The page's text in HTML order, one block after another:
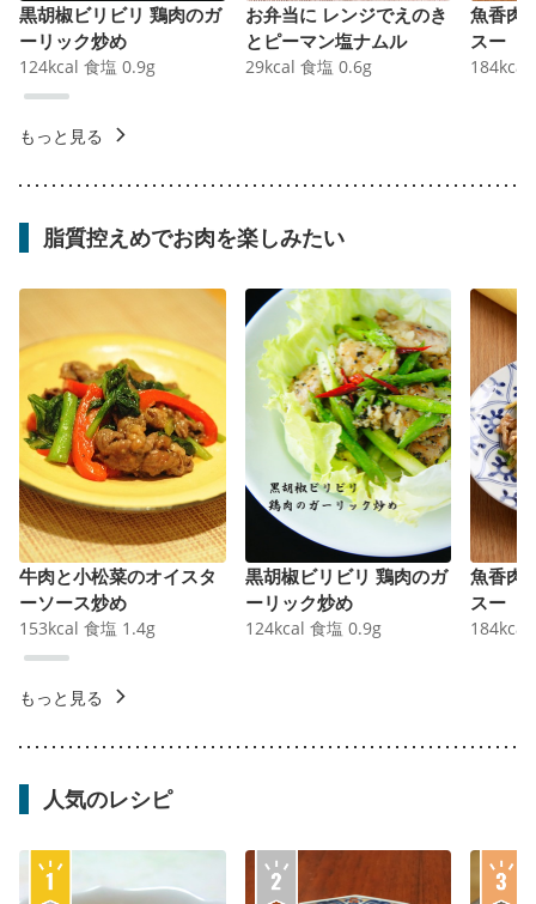
黒胡椒ビリビリ 鶏肉のガ
ーリック炒め
124kcal 食塩 0.9g
お弁当に レンジでえのき
とピーマン塩ナムル
29kcal 食塩 0.6g
魚香肉
スー
184kcal
もっと見る
脂質控えめでお肉を楽しみたい
牛肉と小松菜のオイスタ
ーソース炒め
153kcal 食塩 1.4g
黒胡椒ビリビリ 鶏肉のガ
ーリック炒め
124kcal 食塩 0.9g
魚香肉
スー
184kcal
もっと見る
人気のレシピ